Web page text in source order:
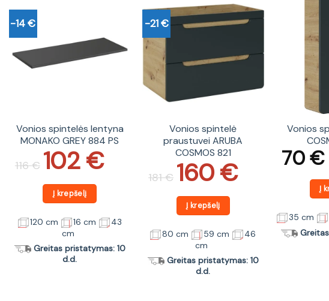
-14 €
Vonios spintelės lentyna
MONAKO GREY 884 PS
116€
Original
price
was: 102€
Current
price
is:
Į krepšelį
120 cm 16 cm
43
cm
Greitas pristatymas: 10
d.d.
-21 €
Vonios spintelė
praustuvei ARUBA
COSMOS 821
181€
Original
price
was: 160€
Current
price
is:
Į krepšelį
80 cm 59 cm
46
cm
Greitas pristatymas: 10
d.d.
Vonios
70€
Į
35 cm